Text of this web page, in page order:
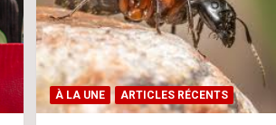
À LA UNE ARTICLES RÉCENTS